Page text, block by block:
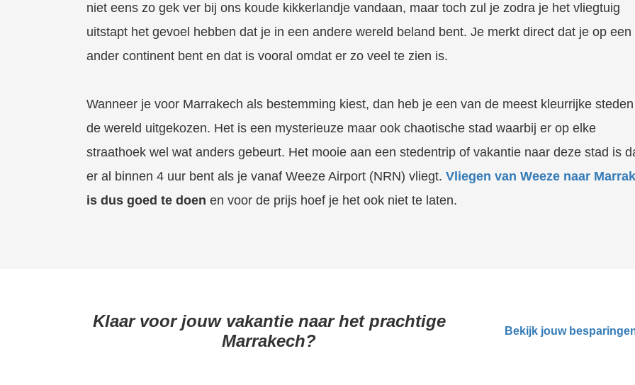
niet eens zo gek ver bij ons koude kikkerlandje vandaan, maar toch zul je zodra je het vliegtuig
uitstapt het gevoel hebben dat je in een andere wereld beland bent. Je merkt direct dat je op een
ander continent bent en dat is vooral omdat er zo veel te zien is.
Wanneer je voor Marrakech als bestemming kiest, dan heb je een van de meest kleurrijke
de wereld uitgekozen. Het is een mysterieuze maar ook chaotische stad waarbij er op elke
straathoek wel wat anders gebeurt. Het mooie aan een stedentrip of vakantie naar deze stad is
er al binnen 4 uur bent als je vanaf Weeze Airport (NRN) vliegt. Vliegen van Weeze naar
is dus goed te doen en voor de prijs hoef je het ook niet te laten.
Klaar voor jouw vakantie naar het prachtige
Marrakech?
Bekijk jouw